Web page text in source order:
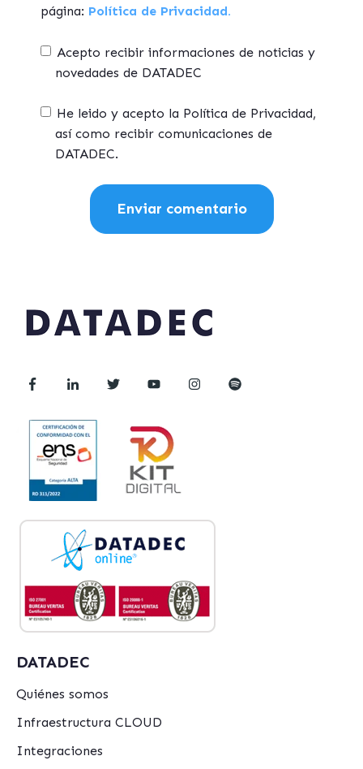
página: Política de Privacidad.
Acepto recibir informaciones de noticias y
novedades de DATADEC
He leido y acepto la Política de Privacidad,
así como recibir comunicaciones de
DATADEC.
DATADEC
Quiénes somos
Infraestructura CLOUD
Integraciones